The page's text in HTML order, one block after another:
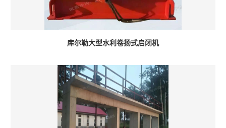
库尔勒大型水利卷扬式启闭机